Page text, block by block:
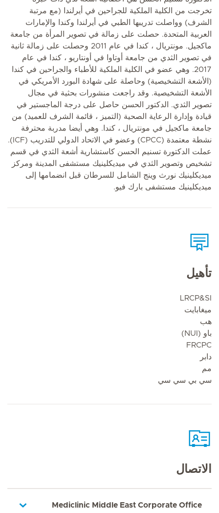
تخرجت من الكلية الملكية للجراحين في أيرلندا (مع مرتبة
الشرف) وواصلت تدريبها الطبي في أيرلندا وكندا والإمارات
العربية المتحدة. حصلت على زمالة في تصوير المرأة من جامعة
ماكجيل. مونتريال ، كندا في عام 2011 وحصلت على زمالة ثانية
في تصوير الثدي من جامعة أوتاوا في أونتاريو ، كندا في عام
2017. وهي عضو في الكلية الملكية للأطباء والجراحين في كندا
(الأشعة التشخيصية) وحاصلة على شهادة البورد الأمريكي في
الأشعة التشخيصية. وقد راجعت منشورات بحثية في مجال
تصوير الثدي. الدكتور الحسن حاصل على درجة الماجستير في
قيادة وإدارة الرعاية الصحية (التميز ، قائمة الشرف للعميد) من
جامعة ماكجيل في مونتريال ، كندا. وهي أيضا مدربة محترفة
نشطة معتمدة (CPCC) وعضو في الاتحاد الدولي للتدريب (ICF).
عملت الدكتورة تسنيم الحسن كاستشارية أشعة الثدي في قسم
تشخيص وتصوير الثدي في ميديكلينيك مستشفى المدينة ومركز
ميديكلينيك نورث وينج الشامل للسرطان قبل انضمامها إلى
ميديكلينيك مستشفى بارك فيو.
تأهيل
LRCP&SI
ميغابايت
هب
باو (NUI)
FRCPC
دابر
مم
سي بي سي سي
الاتصال
Mediclinic Middle East Corporate Office